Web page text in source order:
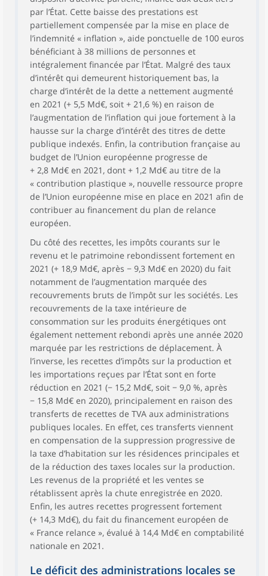
par l’État. Cette baisse des prestations est
partiellement compensée par la mise en place de
l’indemnité « inflation », aide ponctuelle de 100 euros
bénéficiant à 38 millions de personnes et
intégralement financée par l’État. Malgré des taux
d’intérêt qui demeurent historiquement bas, la
charge d’intérêt de la dette a nettement augmenté
en 2021 (+ 5,5 Md€, soit + 21,6 %) en raison de
l’augmentation de l’inflation qui joue fortement à la
hausse sur la charge d’intérêt des titres de dette
publique indexés. Enfin, la contribution française au
budget de l’Union européenne progresse de
+ 2,8 Md€ en 2021, dont + 1,2 Md€ au titre de la
« contribution plastique », nouvelle ressource propre
de l’Union européenne mise en place en 2021 afin de
contribuer au financement du plan de relance
européen.
Du côté des recettes, les impôts courants sur le
revenu et le patrimoine rebondissent fortement en
2021 (+ 18,9 Md€, après − 9,3 Md€ en 2020) du fait
notamment de l’augmentation marquée des
recouvrements bruts de l’impôt sur les sociétés. Les
recouvrements de la taxe intérieure de
consommation sur les produits énergétiques ont
également nettement rebondi après une année 2020
marquée par les restrictions de déplacement. À
l’inverse, les recettes d’impôts sur la production et
les importations reçues par l’État sont en forte
réduction en 2021 (− 15,2 Md€, soit − 9,0 %, après
− 15,8 Md€ en 2020), principalement en raison des
transferts de recettes de TVA aux administrations
publiques locales. En effet, ces transferts viennent
en compensation de la suppression progressive de
la taxe d’habitation sur les résidences principales et
de la réduction des taxes locales sur la production.
Les revenus de la propriété et les ventes se
rétablissent après la chute enregistrée en 2020.
Enfin, les autres recettes progressent fortement
(+ 14,3 Md€), du fait du financement européen de
« France relance », évalué à 14,4 Md€ en comptabilité
nationale en 2021.
Le déficit des administrations locales se